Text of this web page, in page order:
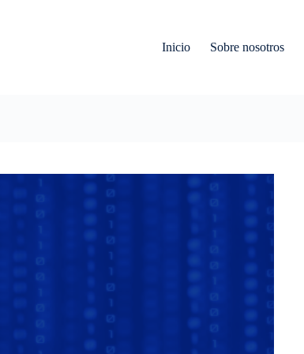
Inicio
Sobre nosotros